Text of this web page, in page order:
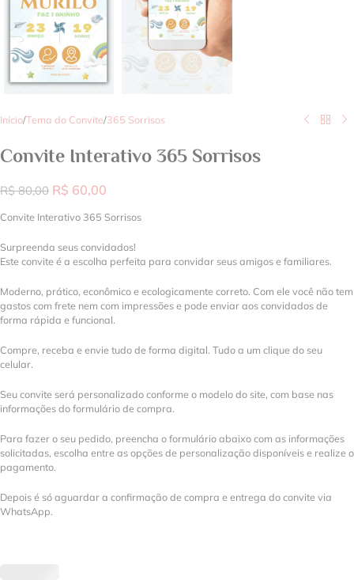
Início/Tema do Convite/365 Sorrisos
Convite Interativo 365 Sorrisos
R$80,00 R$ 60,00
Convite Interativo 365 Sorrisos
Surpreenda seus convidados!
Este convite é a escolha perfeita para convidar seus amigos e familiares.
Moderno, prático, econômico e ecologicamente correto. Com ele você não tem
gastos com frete nem com impressões e pode enviar aos convidados de
forma rápida e funcional.
Compre, receba e envie tudo de forma digital. Tudo a um clique do seu
celular.
Seu convite será personalizado conforme o modelo do site, com base nas
informações do formulário de compra.
Para fazer o seu pedido, preencha o formulário abaixo com as informações
solicitadas, escolha entre as opções de personalização disponíveis e realize o
pagamento.
Depois é só aguardar a confirmação de compra e entrega do convite via
WhatsApp.